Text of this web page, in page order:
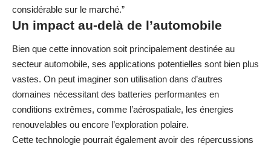
considérable sur le marché.”
Un impact au-delà de l’automobile
Bien que cette innovation soit principalement destinée au
secteur automobile, ses applications potentielles sont bien plus
vastes. On peut imaginer son utilisation dans d’autres
domaines nécessitant des batteries performantes en
conditions extrêmes, comme l’aérospatiale, les énergies
renouvelables ou encore l’exploration polaire.
Cette technologie pourrait également avoir des répercussions